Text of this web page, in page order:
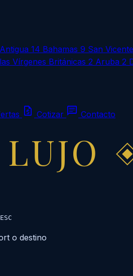
Antigua 14 Bahamas 9 San
Vírgenes Británicas 2 Aruba 2
request_quote Cotizar chat Contacto
LUJO
ESC
o destino